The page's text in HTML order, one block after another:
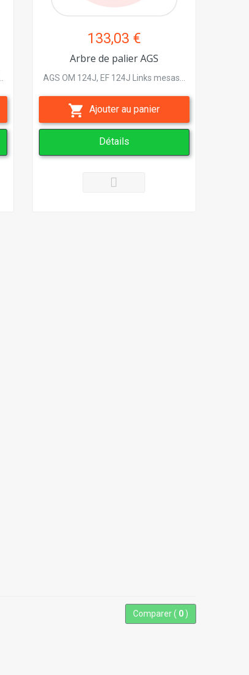
133,03 €
Arbre de palier AGS
AGS OM 124J, EF 124J Links mesas...
Ajouter au panier
Détails
Comparer ( 0 )